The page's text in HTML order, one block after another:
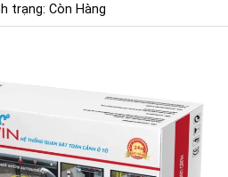
trạng: Còn Hàng